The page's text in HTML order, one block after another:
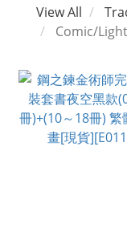
View All
Comic/